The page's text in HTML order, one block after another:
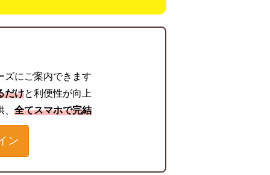
ズにご案内できます
だけと利便性が向上
全てスマホで完結
ン